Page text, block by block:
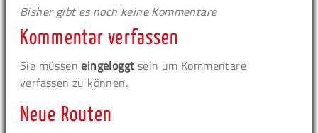
Bisher gibt es noch keine Kommentare
Kommentar verfassen
Sie müsseneingeloggt sein um Kommentare
verfassen zu können.
Neue Routen